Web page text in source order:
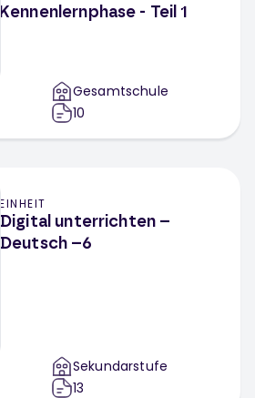
Kennenlernphase - Teil 1
Gesamtschule
10
EINHEIT
Digital unterrichten –
Deutsch –6
Sekundarstufe
13